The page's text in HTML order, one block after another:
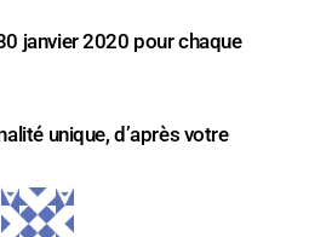
janvier 2020 pour chaque
unique, d’après votre